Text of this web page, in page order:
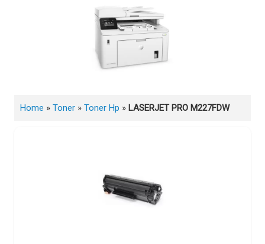
Home » Toner » Toner Hp » LASERJET PRO M227FDW